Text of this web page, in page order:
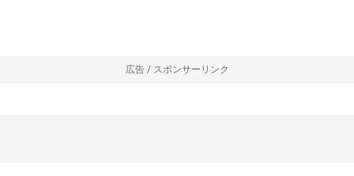
広告 / スポンサーリンク